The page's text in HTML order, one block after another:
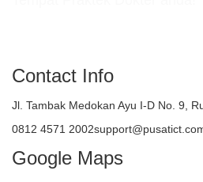
Contact Info
Jl. Tambak Medokan Ayu I-D No. 9,
0812 4571
Google Maps